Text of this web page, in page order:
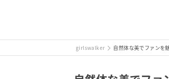
girlswalker 自然体な美でファンを